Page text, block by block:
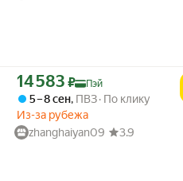
Цена с картой Яндекс Пэй 14583 ₽
14 583 ₽ Пэй
5 – 8 сен, ПВЗ По клику
Из-за рубежа
zhanghaiyan09
3.9